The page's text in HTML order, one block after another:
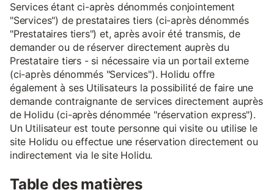
Services étant ci-après dénommés conjointement
"Services") de prestataires tiers (ci-après dénommés
"Prestataires tiers") et, après avoir été transmis, de
demander ou de réserver directement auprès du
Prestataire tiers - si nécessaire via un portail externe
(ci-après dénommés "Services"). Holidu offre
également à ses Utilisateurs la possibilité de faire une
demande contraignante de services directement auprès
de Holidu (ci-après dénommée "réservation express").
Un Utilisateur est toute personne qui visite ou utilise le
site Holidu ou effectue une réservation directement ou
indirectement via le site Holidu.
Table des matières